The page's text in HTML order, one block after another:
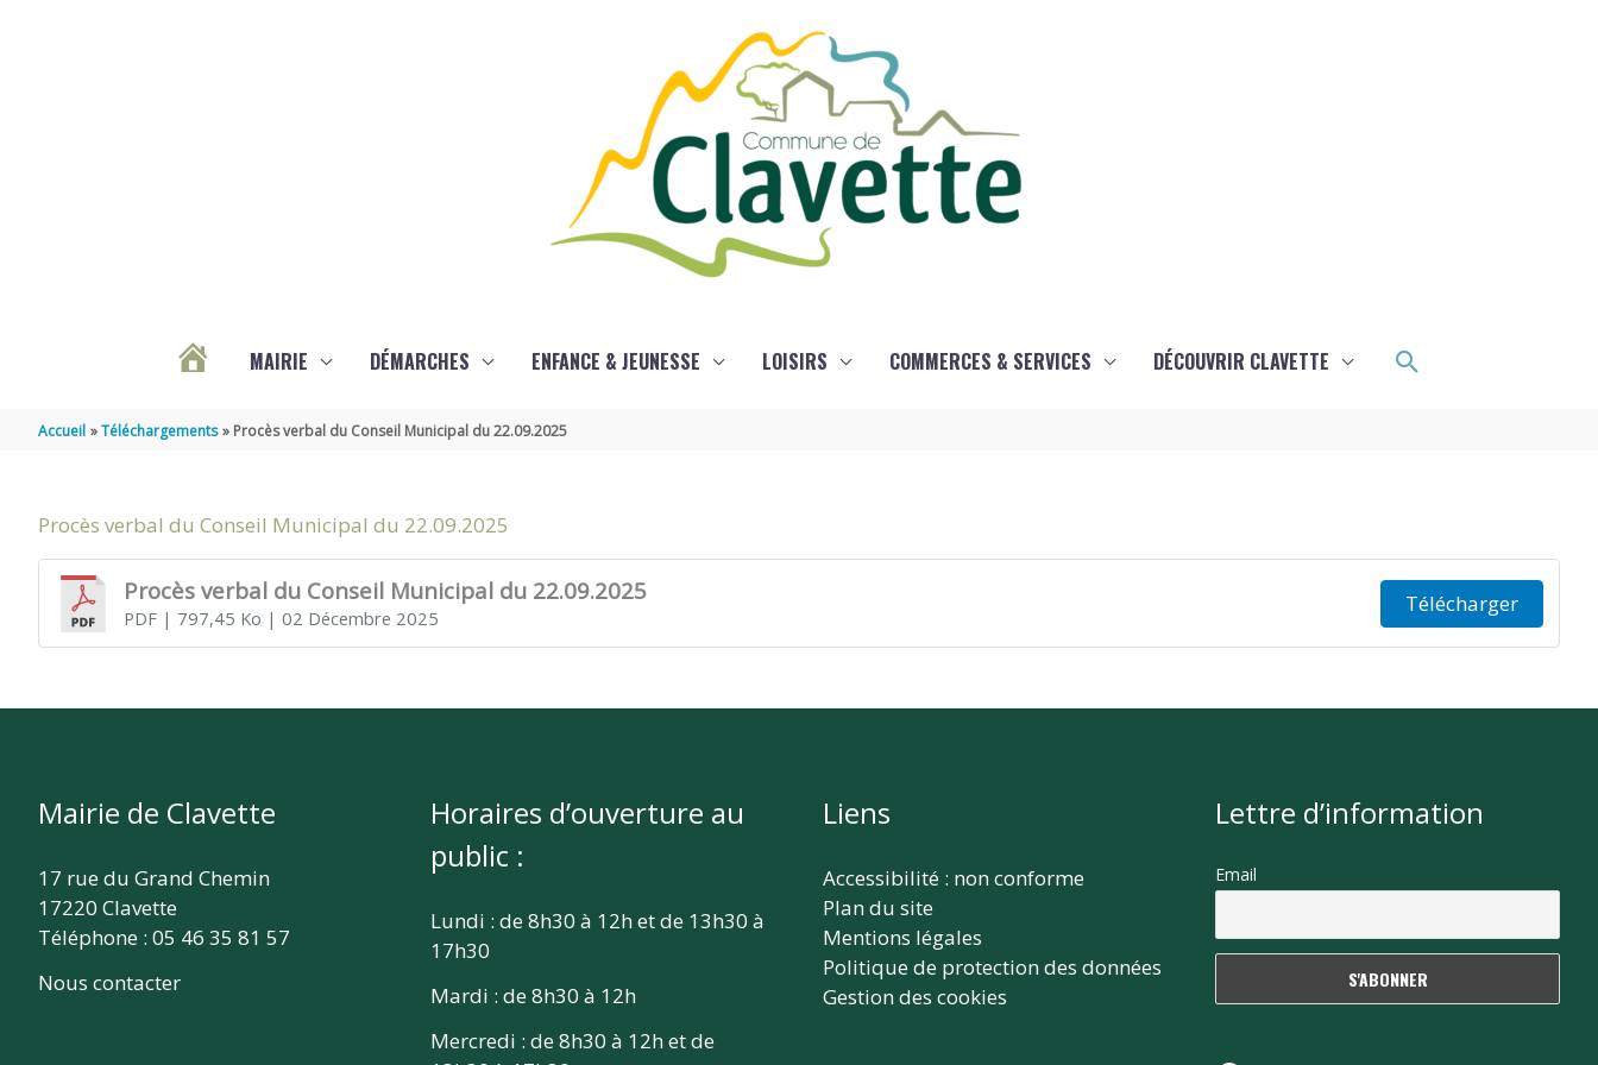
MAIRIE DÉMARCHES ENFANCE & JEUNESSE LOISIRS COMMERCES & SERVICES DÉCOUVRIR CLAVETTE Rechercher
Accueil Téléchargements Procès verbal du Conseil Municipal du 22.09.2025
Procès verbal du Conseil Municipal du 22.09.2025
Procès verbal du Conseil Municipal du 22.09.2025
PDF| 797,45 Ko | 02 Décembre 2025
Télécharger
Mairie de Clavette
17 rue du Grand Chemin
17220 Clavette
Téléphone : 05 46 35 81 57
Nous contacter
Horaires d’ouverture au
public :
Lundi : de 8h30 à 12h et de 13h30 à
17h30
Mardi : de 8h30 à 12h
Mercredi : de 8h30 à 12h et de
Liens
Accessibilité : non conforme
Plan du site
Mentions légales
Politique de protection des données
Gestion des cookies
Lettre d’information
Email